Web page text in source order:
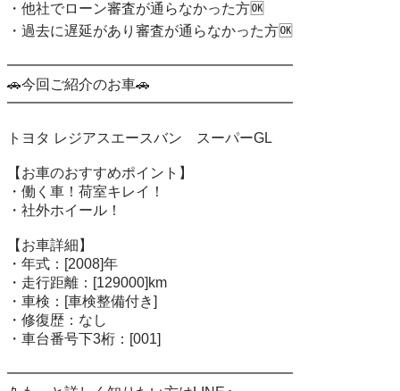
・他社でローン審査が通らなかった方🆗
・過去に遅延があり審査が通らなかった方🆗
━━━━━━━━━━━━━━━━━━━━
🚗今回ご紹介のお車🚗
━━━━━━━━━━━━━━━━━━━━
トヨタ レジアスエースバン　スーパーGL
【お車のおすすめポイント】
・働く車！荷室キレイ！
・社外ホイール！
【お車詳細】
・年式：[2008]年
・走行距離：[129000]km
・車検：[車検整備付き]
・修復歴：なし
・車台番号下3桁：[001]
━━━━━━━━━━━━━━━━━━━━